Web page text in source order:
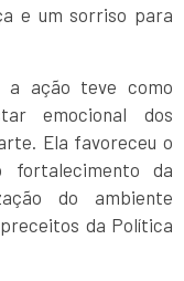
e um sorriso para
a ação teve como
emocional dos
Ela favoreceu o
fortalecimento da
do ambiente
da Política